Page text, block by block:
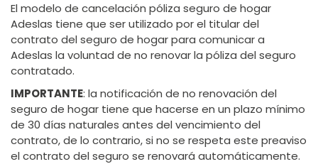
El modelo de cancelación póliza seguro de hogar
Adeslas tiene que ser utilizado por el titular del
contrato del seguro de hogar para comunicar a
Adeslas la voluntad de no renovar la póliza del seguro
contratado.
IMPORTANTE: la notificación de no renovación del
seguro de hogar tiene que hacerse en un plazo mínimo
de 30 días naturales antes del vencimiento del
contrato, de lo contrario, si no se respeta este preaviso
el contrato del seguro se renovará automáticamente.